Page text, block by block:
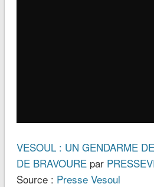
VESOUL : UN GENDARME
DE BRAVOURE par
Source : Presse Vesoul